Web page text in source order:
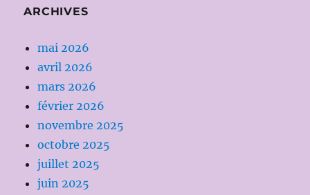
ARCHIVES
mai 2026
avril 2026
mars 2026
février 2026
novembre 2025
octobre 2025
juillet 2025
juin 2025